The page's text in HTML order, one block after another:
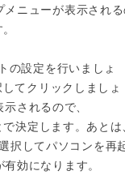
ニューが表示され
の設定を行いましょ
てクリックしましょ
されるので、
決定します。あとは
択してパソコンを再
効になります。